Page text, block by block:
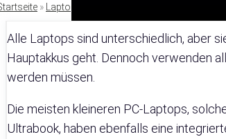
» Laptop
Alle Laptops sind unterschiedlich, aber
Hauptakkus geht. Dennoch verwenden
werden müssen.
Die meisten kleineren PC-Laptops,
Ultrabook, haben ebenfalls eine